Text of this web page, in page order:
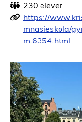
230 elever
https://
mnasieskola/
m.6354.html